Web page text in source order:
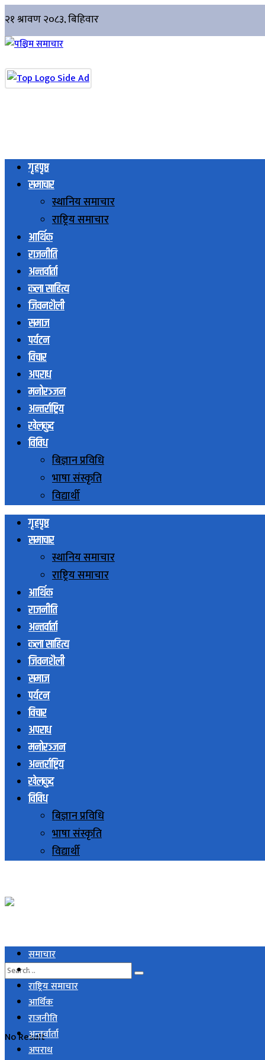
गृहपृष्ठ
समाचार
स्थानिय समाचार
राष्ट्रिय समाचार
आर्थिक
राजनीति
अन्तर्वार्ता
कला साहित्य
जिवनशैली
समाज
पर्यटन
विचार
अपराध
मनोरञ्जन
अन्तर्राष्ट्रिय
खेलकुद
विविध
बिज्ञान प्रविधि
भाषा संस्कृति
विद्यार्थी
गृहपृष्ठ
समाचार
स्थानिय समाचार
राष्ट्रिय समाचार
आर्थिक
राजनीति
अन्तर्वार्ता
कला साहित्य
जिवनशैली
समाज
पर्यटन
विचार
अपराध
मनोरञ्जन
अन्तर्राष्ट्रिय
खेलकुद
विविध
बिज्ञान प्रविधि
भाषा संस्कृति
विद्यार्थी
No Result
समाचार
स्थानिय समाचार
राष्ट्रिय समाचार
आर्थिक
राजनीति
अन्तर्वार्ता
अपराध